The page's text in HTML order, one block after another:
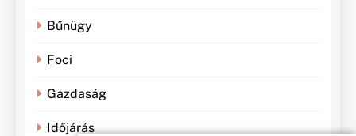
Bűnügy
Foci
Gazdaság
Időjárás